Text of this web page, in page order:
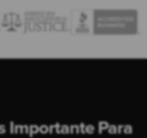
Importante Para